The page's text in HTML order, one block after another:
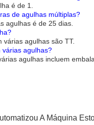
é de 1.
de agulhas múltiplas?
agulhas é de 25 dias.
agulhas são TT.
várias agulhas?
agulhas incluem
A Máquina